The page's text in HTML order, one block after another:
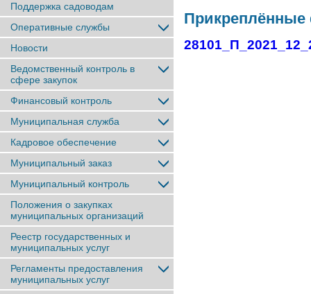
Поддержка садоводам
Оперативные службы
Новости
Ведомственный контроль в
сфере закупок
Финансовый контроль
Муниципальная служба
Кадровое обеспечение
Муниципальный заказ
Муниципальный контроль
Положения о закупках
муниципальных организаций
Реестр государственных и
муниципальных услуг
Регламенты предоставления
муниципальных услуг